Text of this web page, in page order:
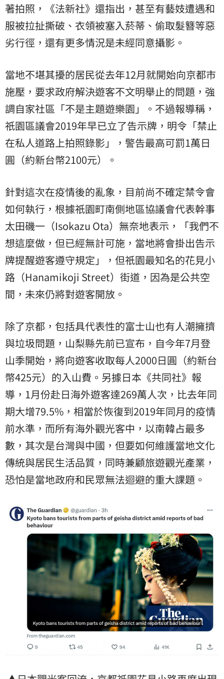
著拍照，《法新社》還指出，甚至有藝妓遭遇和
服被拉扯撕破、衣領被塞入菸蒂、偷取髮簪等惡
劣行徑，還有更多情況是未經同意攝影。
當地不堪其擾的居民從去年12月就開始向京都市
施壓，要求政府解決遊客不文明舉止的問題，強
調自家社區「不是主題遊樂園」。不過報導稱，
祇園區議會2019年早已立了告示牌，明令「禁止
在私人道路上拍照錄影」，警告最高可罰1萬日
圓（約新台幣2100元）。
針對這次在疫情後的亂象，目前尚不確定禁令會
如何執行，根據祇園町南側地區協議會代表幹事
太田磯一（Isokazu Ota）無奈地表示，「我們不
想這麼做，但已經無計可施，當地將會掛出告示
牌提醒遊客遵守規定」，但祇園最知名的花見小
路（Hanamikoji Street）街道，因為是公共空
間，未來仍將對遊客開放。
除了京都，包括具代表性的富士山也有人潮擁擠
與垃圾問題，山梨縣先前已宣布，自今年7月登
山季開始，將向遊客收取每人2000日圓（約新台
幣425元）的入山費。另據日本《共同社》報
導，1月份赴日海外遊客達269萬人次，比去年同
期大增79.5%，相當於恢復到2019年同月的疫情
前水準，而所有海外觀光客中，以南韓占最多
數，其次是台灣與中國，但要如何維護當地文化
傳統與居民生活品質，同時兼顧旅遊觀光產業，
恐怕是當地政府和民眾無法迴避的重大課題。